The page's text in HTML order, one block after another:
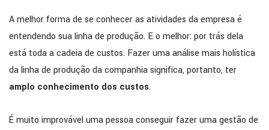
A melhor forma de se conhecer as atividades da empresa é
entendendo sua linha de produção. E o melhor: por trás dela
está toda a cadeia de custos. Fazer uma análise mais holística
da linha de produção da companhia significa, portanto, ter
amplo conhecimento dos custos.
É muito improvável uma pessoa conseguir fazer uma gestão de